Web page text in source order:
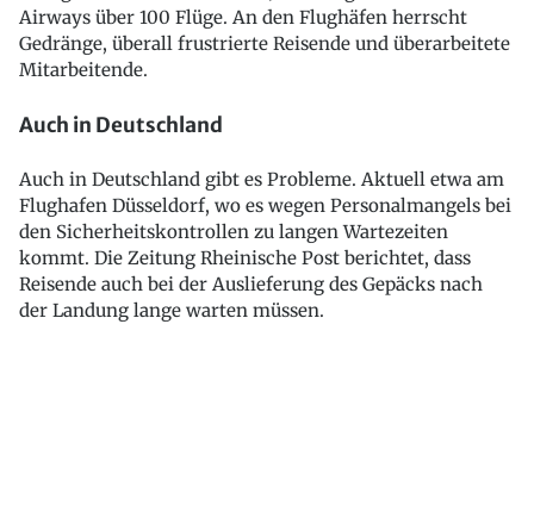
Airways über 100 Flüge. An den Flughäfen herrscht
Gedränge, überall frustrierte Reisende und überarbeitete
Mitarbeitende.
Auch in Deutschland
Auch in Deutschland gibt es Probleme. Aktuell etwa am
Flughafen Düsseldorf, wo es wegen Personalmangels bei
den Sicherheitskontrollen zu langen Wartezeiten
kommt. Die Zeitung Rheinische Post berichtet, dass
Reisende auch bei der Auslieferung des Gepäcks nach
der Landung lange warten müssen.